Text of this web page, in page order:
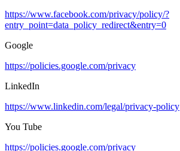
https://www.facebook.com/privacy/policy/?
entry_point=data_policy_redirect&entry=0
Google
https://policies.google.com/privacy
LinkedIn
https://www.linkedin.com/legal/privacy-policy
You Tube
https://policies.google.com/privacy